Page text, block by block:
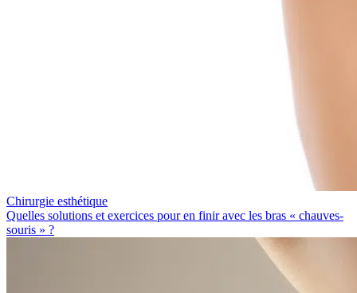
Chirurgie esthétique
Quelles solutions et exercices pour en finir avec les bras « chauves-
souris » ?